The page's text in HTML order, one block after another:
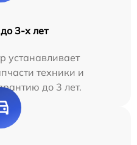
3-х лет
устанавливает
техники и
до 3 лет.